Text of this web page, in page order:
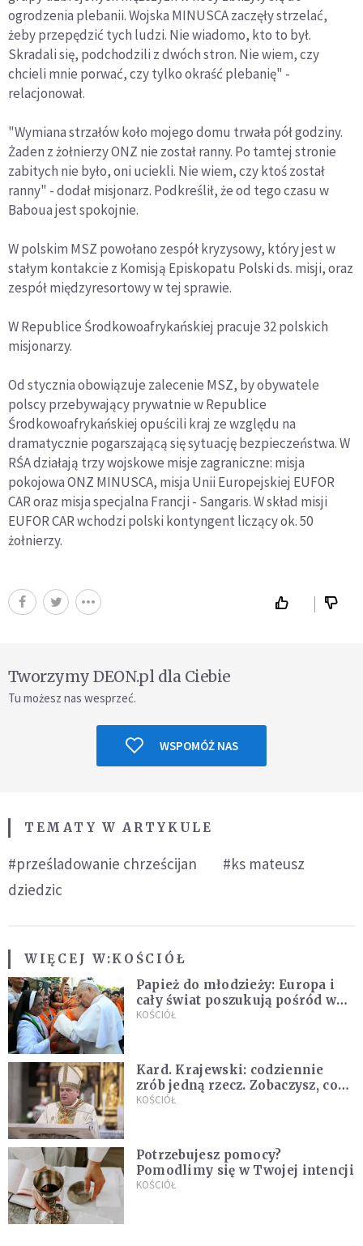
ogrodzenia plebanii. Wojska MINUSCA zaczęły strzelać,
żeby przepędzić tych ludzi. Nie wiadomo, kto to był.
Skradali się, podchodzili z dwóch stron. Nie wiem, czy
chcieli mnie porwać, czy tylko okraść plebanię" -
relacjonował.
"Wymiana strzałów koło mojego domu trwała pół godziny.
Żaden z żołnierzy ONZ nie został ranny. Po tamtej stronie
zabitych nie było, oni uciekli. Nie wiem, czy ktoś został
ranny" - dodał misjonarz. Podkreślił, że od tego czasu w
Baboua jest spokojnie.
W polskim MSZ powołano zespół kryzysowy, który jest w
stałym kontakcie z Komisją Episkopatu Polski ds. misji, oraz
zespół międzyresortowy w tej sprawie.
W Republice Środkowoafrykańskiej pracuje 32 polskich
misjonarzy.
Od stycznia obowiązuje zalecenie MSZ, by obywatele
polscy przebywający prywatnie w Republice
Środkowoafrykańskiej opuścili kraj ze względu na
dramatycznie pogarszającą się sytuację bezpieczeństwa. W
RŚA działają trzy wojskowe misje zagraniczne: misja
pokojowa ONZ MINUSCA, misja Unii Europejskiej EUFOR
CAR oraz misja specjalna Francji - Sangaris. W skład misji
EUFOR CAR wchodzi polski kontyngent liczący ok. 50
żołnierzy.
Tworzymy DEON.pl dla Ciebie
Tu możesz nas wesprzeć.
WSPOMÓŻ NAS
TEMATY W ARTYKULE
#prześladowanie chrześcijan
#ks mateusz
dziedzic
WIĘCEJ W:KOŚCIÓŁ
Papież do młodzieży: Europa i
cały świat poszukują pośród was
nowych świętych
KOŚCIÓŁ
Kard. Krajewski: codziennie
zrób jedną rzecz. Zobaczysz, co
stanie się z twoim życiem
KOŚCIÓŁ
Potrzebujesz pomocy?
Pomodlimy się w Twojej intencji
KOŚCIÓŁ